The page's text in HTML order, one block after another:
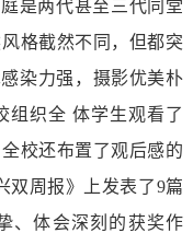
是两代甚至三代同堂
格截然不同，但都突
染力强，摄影优美朴
组织全 体学生观看了
校还布置了观后感的
双周报》上发表了9篇
、体会深刻的获奖作